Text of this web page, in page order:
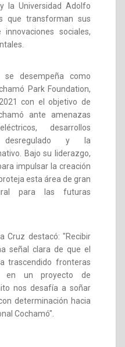
la Universidad Adolfo
que transforman sus
sociales,
se desempeña como
Park Foundation,
con el objetivo de
ante amenazas
desarrollos
desregulado y la
Bajo su liderazgo,
impulsar la creación
esta área de gran
para las futuras
Cruz destacó: "Recibir
señal clara de que el
trascendido fronteras
en un proyecto de
nos desafía a soñar
determinación hacia
Cochamó".